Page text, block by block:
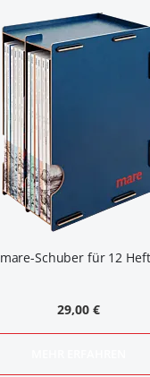
mare-Schuber für 12
29,00 €